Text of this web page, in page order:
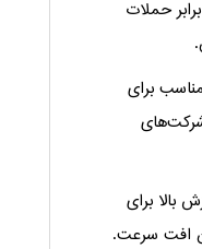
حملات
برای
شرکت‌های
بالا برای
افت سرعت.